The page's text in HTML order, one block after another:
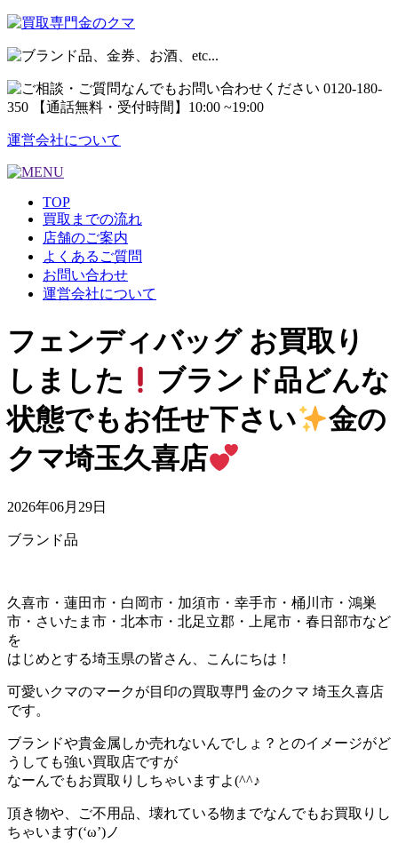
運営会社について
TOP
買取までの流れ
店舗のご案内
よくあるご質問
お問い合わせ
運営会社について
フェンディバッグ お買取り
しました
ブランド品どんな
状態でもお任せ下さい
金の
クマ埼玉久喜店
2026年06月29日
ブランド品
久喜市・蓮田市・白岡市・加須市・幸手市・桶川市・鴻巣
市・さいたま市・北本市・北足立郡・上尾市・春日部市など
を
はじめとする埼玉県の皆さん、こんにちは！
可愛いクマのマークが目印の買取専門 金のクマ 埼玉久喜店
です。
ブランドや貴金属しか売れないんでしょ？とのイメージがど
うしても強い買取店ですが
なーんでもお買取りしちゃいますよ(^^♪
頂き物や、ご不用品、壊れている物までなんでもお買取りし
ちゃいます(‘ω’)ノ